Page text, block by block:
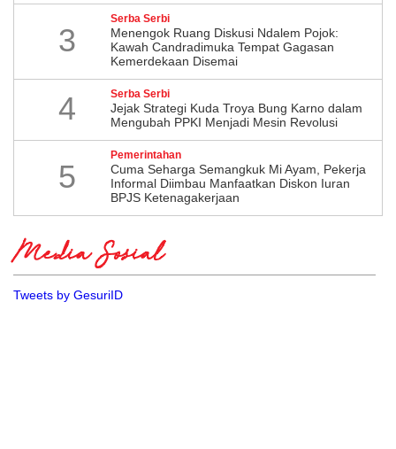
3
Serba Serbi
Menengok Ruang Diskusi Ndalem Pojok:
Kawah Candradimuka Tempat Gagasan
Kemerdekaan Disemai
4 Serba Serbi
Jejak Strategi Kuda Troya Bung Karno dalam
Mengubah PPKI Menjadi Mesin Revolusi
5
Pemerintahan
Cuma Seharga Semangkuk Mi Ayam, Pekerja
Informal Diimbau Manfaatkan Diskon Iuran
BPJS Ketenagakerjaan
Media Sosial
Tweets by GesuriID